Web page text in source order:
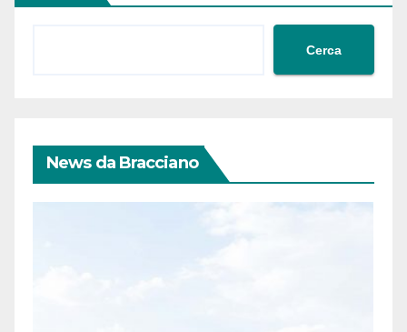
Cerca
News da Bracciano